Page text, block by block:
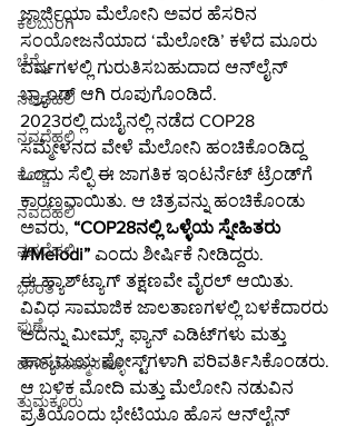
ಕಲಬುರಗಿ
ಚೆನ್ನೈ
ನವದೆಹಲಿ
ನವದೆಹಲಿ
ಕೊಚ್ಚಿ
ನವದೆಹಲಿ
ನವದೆಹಲಿ
ಭಾರತ
ಪುಣೆ
ಹಗರಿಬೊಮ್ಮನಹಳ್ಳಿ
ತುಮಕೂರು
ಜಾರ್ಜಿಯಾ ಮೆಲೋನಿ ಅವರ ಹೆಸರಿನ
ಸಂಯೋಜನೆಯಾದ ‘ಮೆಲೋಡಿ’ ಕಳೆದ ಮೂರು
ವರ್ಷಗಳಲ್ಲಿ ಗುರುತಿಸಬಹುದಾದ ಆನ್‌ಲೈನ್
ಬ್ರ್ಯಾಂಡ್ ಆಗಿ ರೂಪುಗೊಂಡಿದೆ.
2023ರಲ್ಲಿ ದುಬೈನಲ್ಲಿ ನಡೆದ COP28
ಸಮ್ಮೇಳನದ ವೇಳೆ ಮೆಲೋನಿ ಹಂಚಿಕೊಂಡಿದ್ದ
ಒಂದು ಸೆಲ್ಫಿ ಈ ಜಾಗತಿಕ ಇಂಟರ್ನೆಟ್ ಟ್ರೆಂಡ್‌ಗೆ
ಕಾರಣವಾಯಿತು. ಆ ಚಿತ್ರವನ್ನು ಹಂಚಿಕೊಂಡು
ಅವರು, “COP28ನಲ್ಲಿ ಒಳ್ಳೆಯ ಸ್ನೇಹಿತರು
#Melodi” ಎಂದು ಶೀರ್ಷಿಕೆ ನೀಡಿದ್ದರು.
ಈ ಹ್ಯಾಶ್‌ಟ್ಯಾಗ್ ತಕ್ಷಣವೇ ವೈರಲ್ ಆಯಿತು.
ವಿವಿಧ ಸಾಮಾಜಿಕ ಜಾಲತಾಣಗಳಲ್ಲಿ ಬಳಕೆದಾರರು
ಅದನ್ನು ಮೀಮ್ಸ್, ಫ್ಯಾನ್ ಎಡಿಟ್‌ಗಳು ಮತ್ತು
ಹಾಸ್ಯಮಯ ಪೋಸ್ಟ್‌ಗಳಾಗಿ ಪರಿವರ್ತಿಸಿಕೊಂಡರು.
ಆ ಬಳಿಕ ಮೋದಿ ಮತ್ತು ಮೆಲೋನಿ ನಡುವಿನ
ಪ್ರತಿಯೊಂದು ಭೇಟಿಯೂ ಹೊಸ ಆನ್‌ಲೈನ್